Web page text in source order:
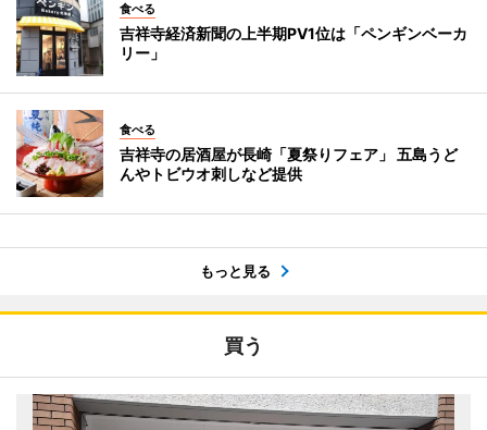
食べる
吉祥寺経済新聞の上半期PV1位は「ペンギンベーカ
リー」
食べる
吉祥寺の居酒屋が長崎「夏祭りフェア」 五島うど
んやトビウオ刺しなど提供
もっと見る
買う